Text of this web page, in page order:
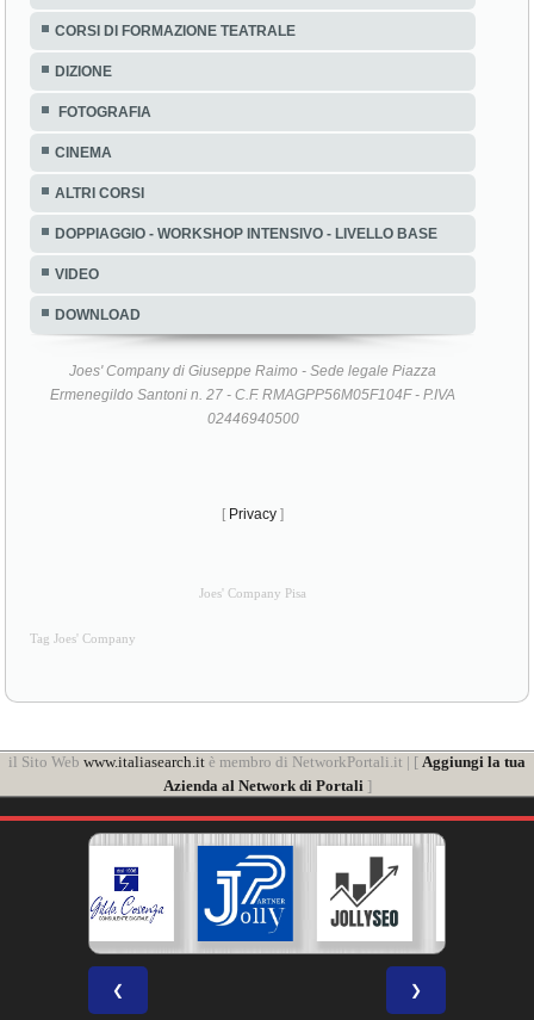
CORSI DI FORMAZIONE TEATRALE
DIZIONE
FOTOGRAFIA
CINEMA
ALTRI CORSI
DOPPIAGGIO - WORKSHOP INTENSIVO - LIVELLO BASE
VIDEO
DOWNLOAD
Joes' Company di Giuseppe Raimo - Sede legale Piazza
Ermenegildo Santoni n. 27 - C.F. RMAGPP56M05F104F - P.IVA
02446940500
[ Privacy ]
Joes' Company Pisa
Tag Joes' Company
il Sito Web www.italiasearch.it è membro di NetworkPortali.it | [ Aggiungi la tua
Azienda al Network di Portali ]
❮ ❯